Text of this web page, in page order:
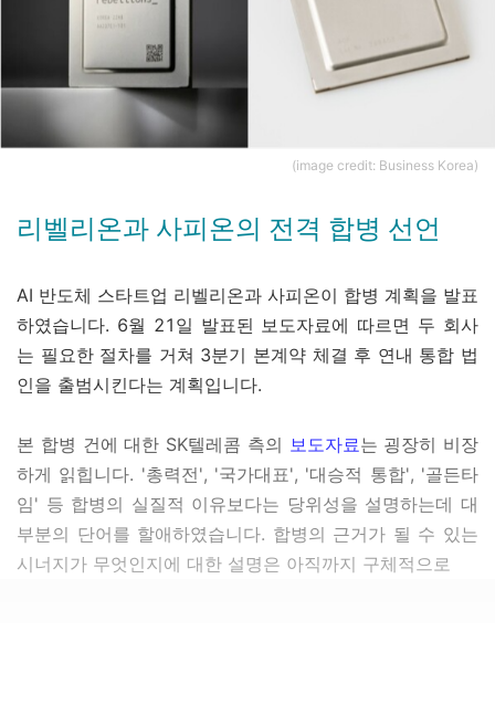
(image credit: Business Korea)
리벨리온과 사피온의 전격 합병 선언
AI 반도체 스타트업 리벨리온과 사피온이 합병 계획을 발표
하였습니다. 6월 21일 발표된 보도자료에 따르면 두 회사
는 필요한 절차를 거쳐 3분기 본계약 체결 후 연내 통합 법
인을 출범시킨다는 계획입니다.
본 합병 건에 대한 SK텔레콤 측의 보도자료는 굉장히 비장
하게 읽힙니다. '총력전', '국가대표', '대승적 통합', '골든타
임' 등 합병의 실질적 이유보다는 당위성을 설명하는데 대
부분의 단어를 할애하였습니다. 합병의 근거가 될 수 있는
시너지가 무엇인지에 대한 설명은 아직까지 구체적으로